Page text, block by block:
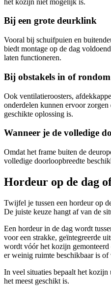
Bij een grote deurklink
Vooral bij schuifpuien en
biedt montage op de dag
laten functioneren.
Bij obstakels in of
Ook ventilatieroosters,
onderdelen kunnen ervoor zorgen
geschikte oplossing is.
Wanneer je de volledige
Omdat het frame buiten de
volledige doorloopbreedte
Hordeur op de dag
Twijfel je tussen een hordeur op
De juiste keuze hangt af van de
Een hordeur in de dag wordt
voor een strakke, geïntegreerde
wordt vóór het kozijn
er weinig ruimte beschikbaar is
In veel situaties bepaalt het
het meest geschikt is.